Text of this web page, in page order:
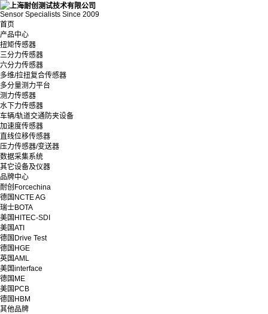
Sensor Specialists Since 2009
首页
产品中心
扭矩传感器
三分力传感器
六分力传感器
多维/拉扭复合传感器
多分量测力平台
测力传感器
水下力传感器
车辆/轨道交通防夹设备
加速度传感器
直线位移传感器
压力传感器/变送器
数据采集系统
其它设备及仪器
品牌中心
耐创Forcechina
德国NCTE AG
瑞士BOTA
美国HITEC-SDI
美国ATI
德国Drive Test
德国HGE
英国AML
美国interface
德国ME
美国PCB
德国HBM
其他品牌